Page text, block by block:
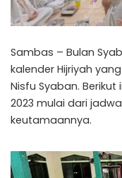
Sambas – Bulan
kalender Hijriyah
Nisfu Syaban.
2023 mulai dari
keutamaannya.